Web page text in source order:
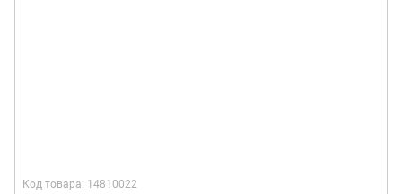
Код товара: 14810022